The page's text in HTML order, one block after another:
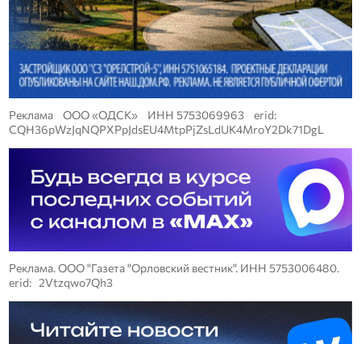
Реклама ООО «ОДСК» ИНН 5753069963 erid:
CQH36pWzJqNQPXPpJdsEU4MtpPjZsLdUK4MroY2Dk71DgL
Реклама. ООО "Газета "Орловский вестник". ИНН 5753006480.
erid: 2Vtzqwo7Qh3